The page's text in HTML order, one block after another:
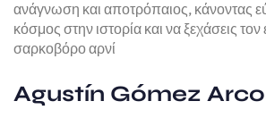
ανάγνωση και αποτρόπαιος, κάνοντας
κόσμος στην ιστορία και να ξεχάσεις
σαρκοβόρο αρνί
Agustín Gómez